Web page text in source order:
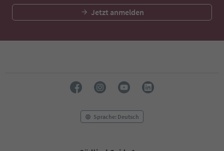
Jetzt anmelden
Sprache: Deutsch